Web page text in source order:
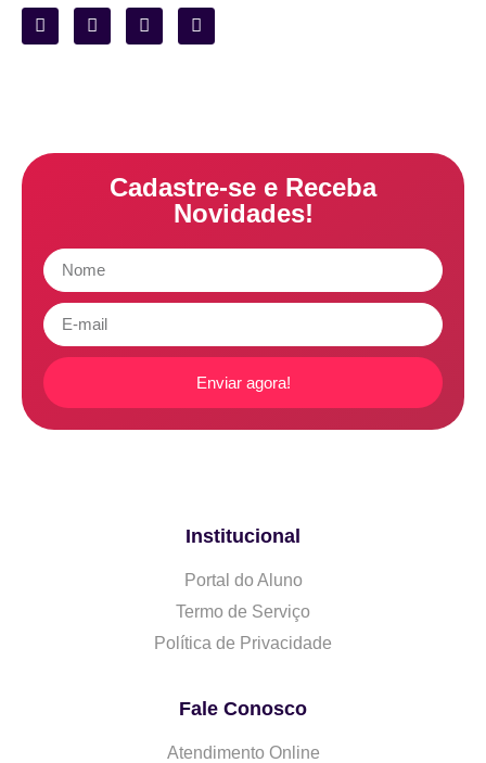
Cadastre-se e Receba
Novidades!
Enviar agora!
Institucional
Portal do Aluno
Termo de Serviço
Política de Privacidade
Fale Conosco
Atendimento Online